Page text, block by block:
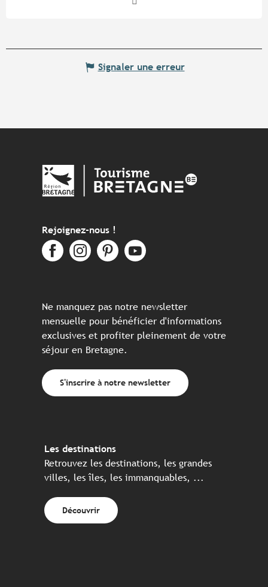
Signaler une erreur
Rejoignez-nous !
Ne manquez pas notre newsletter
mensuelle pour bénéficier d'informations
exclusives et profiter pleinement de votre
séjour en Bretagne.
S'inscrire à notre newsletter
Les destinations
Retrouvez les destinations, les grandes
villes, les îles, les immanquables, ...
Découvrir